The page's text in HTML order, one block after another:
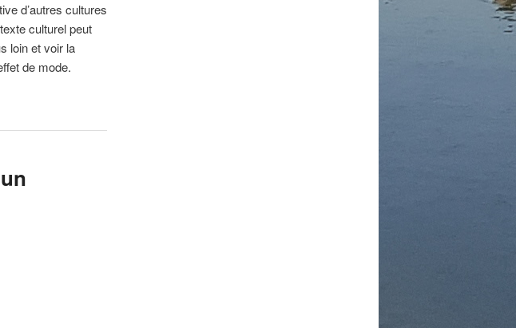
d’autres cultures
culturel peut
loin et voir la
de mode.